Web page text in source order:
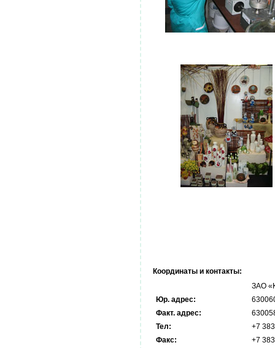
Координаты и контакты:
ЗАО
Юр. адрес:
Факт. адрес:
Тел:
+7
Факс:
+7